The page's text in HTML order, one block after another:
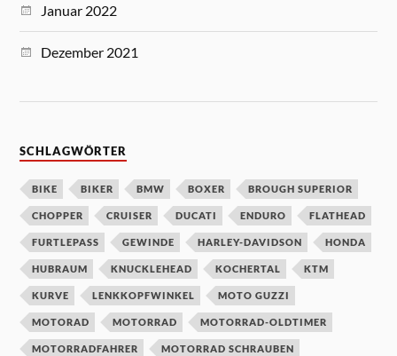
Januar 2022
Dezember 2021
SCHLAGWÖRTER
BIKE BIKER BMW BOXER BROUGH SUPERIOR
CHOPPER CRUISER DUCATI ENDURO FLATHEAD
FURTLEPASS GEWINDE HARLEY-DAVIDSON HONDA
HUBRAUM KNUCKLEHEAD KOCHERTAL KTM
KURVE LENKKOPFWINKEL MOTO GUZZI
MOTORAD MOTORRAD MOTORRAD-OLDTIMER
MOTORRADFAHRER MOTORRAD SCHRAUBEN